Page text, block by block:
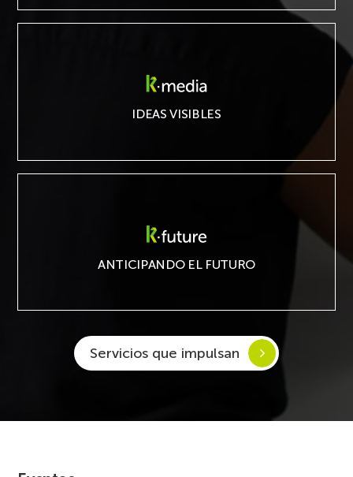
K·media
IDEAS VISIBLES
K·future
ANTICIPANDO EL FUTURO
Servicios que impulsan